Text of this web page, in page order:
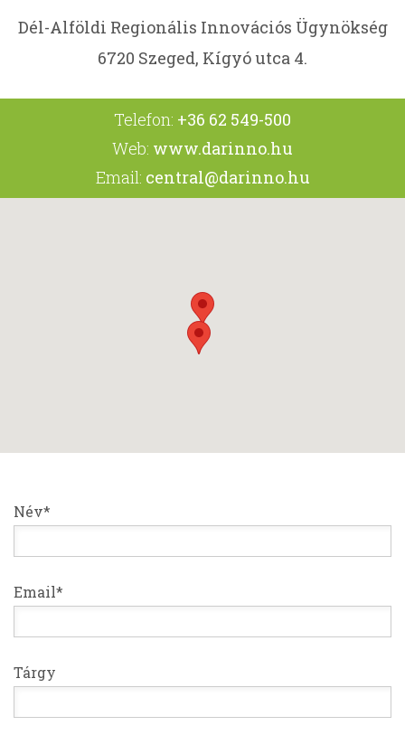
Dél-Alföldi Regionális Innovációs Ügynökség
6720 Szeged, Kígyó utca 4.
Telefon: +36 62 549-500
Web: www.darinno.hu
Email: central@darinno.hu
Név*
Email*
Tárgy